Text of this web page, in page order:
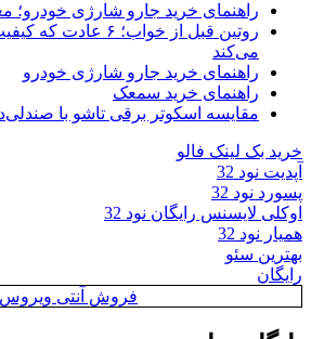
راهنمای خرید جارو شارژی خودرو؛ معرفی ۵
روتین قبل از خواب؛ ۶
می‌کند
راهنمای خرید جارو شارژی خودرو
راهنمای خرید سمعک
مقایسه اسکوتر برقی تاشو با
خرید بک لینک فالو
آپدیت نود 32
پسورد نود 32
اوکلی لایسنس رایگان نود 32
همیار نود 32
بهترین سئو
رایگان
فروش آنتی ویروس